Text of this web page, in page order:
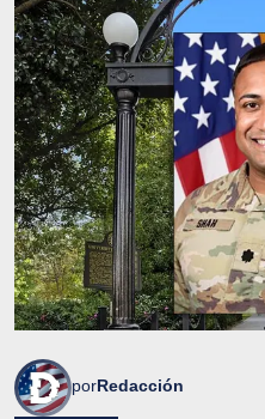
porRedacción